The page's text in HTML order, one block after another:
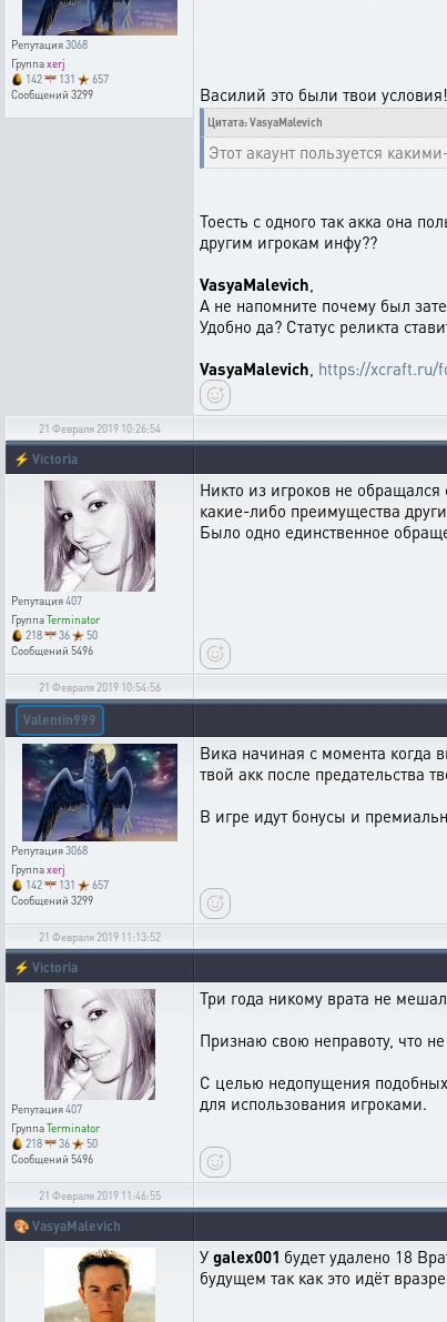
Репутация3068
Группаxerj
142
131
657
Сообщений 3299 Василий это были твои условия!
Цитата: VasyaMalevich
Этот акаунт пользуется
Тоесть с одного так акка она
другим игрокам инфу??
VasyaMalevich,
А не напомните почему был
Удобно да? Статус реликта
VasyaMalevich, https://xcraft.ru/
21 Февраля 2019 10:26:54
⚡ Victoria
Репутация407
ГруппаTerminator
218
36
50
Сообщений 5496
Никто из игроков не
какие-либо преимущества
Было одно единственное
21 Февраля 2019 10:54:56
Valentin999
Репутация3068
Группаxerj
142
131
657
Сообщений 3299
Вика начиная с момента когда
твой акк после предательства
В игре идут бонусы и
21 Февраля 2019 11:13:52
⚡ Victoria
Репутация407
ГруппаTerminator
218
36
50
Сообщений 5496
Три года никому врата не
Признаю свою неправоту, что
С целью недопущения
для использования игроками.
21 Февраля 2019 11:46:55
🎨 VasyaMalevich
У galex001 будет удалено 18
будущем так как это идёт